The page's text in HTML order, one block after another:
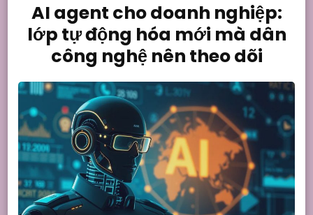
AI agent cho doanh nghiệp:
lớp tự động hóa mới mà dân
công nghệ nên theo dõi